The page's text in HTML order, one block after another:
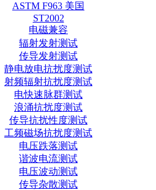
ASTM F963 美国
ST2002
电磁兼容
辐射发射测试
传导发射测试
静电放电抗扰度测试
射频辐射抗扰度测试
电快速脉群测试
浪涌抗扰度测试
传导抗扰性度测试
工频磁场抗扰度测试
电压跌落测试
谐波电流测试
电压波动测试
传导杂散测试